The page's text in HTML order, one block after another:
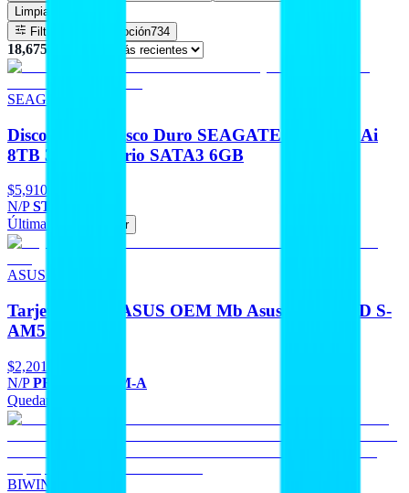
Limpiar filtros
Filtros
En promoción734
18,675
SEAGATE
Discos Duros Disco Duro SEAGATE Skyhawk Ai
8TB 3.5 Escritorio SATA3 6GB
$5,910
N/PST8000VE001
Última pieza
Agregar
ASUS OEM
Tarjeta Madre ASUS OEM Mb Asus B840 AMD S-
AM5 9A Gen
$2,201
N/PPRIME B840M-A
Quedan 5
BIWIN ACER